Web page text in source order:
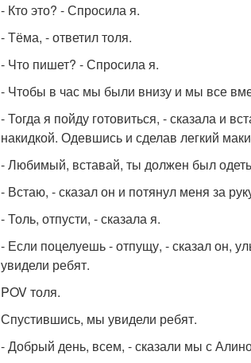
- Кто это? - Спросила я.
- Тёма, - ответил толя.
- Что пишет? - Спросила я.
- Чтобы в час мы были внизу и мы все
- Тогда я пойду готовиться, - сказала и
накидкой. Одевшись и сделав легкий
- Любимый, вставай, ты должен был
- Встаю, - сказал он и потянул меня за
- Толь, отпусти, - сказала я.
- Если поцелуешь - отпущу, - сказал он,
увидели ребят.
POV толя.
Спустившись, мы увидели ребят.
- Добрый день, всем, - сказали мы с